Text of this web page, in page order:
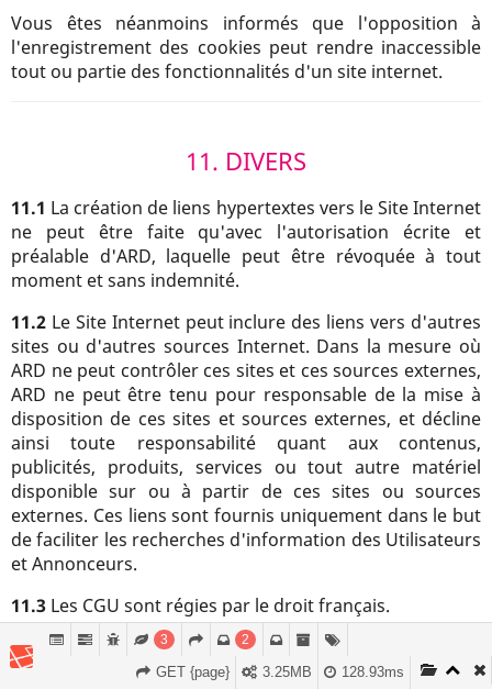
Vous êtes néanmoins informés que l'opposition à
l'enregistrement des cookies peut rendre inaccessible
tout ou partie des fonctionnalités d'un site internet.
11. DIVERS
11.1 La création de liens hypertextes vers le Site Internet
ne peut être faite qu'avec l'autorisation écrite et
préalable d'ARD, laquelle peut être révoquée à tout
moment et sans indemnité.
11.2 Le Site Internet peut inclure des liens vers d'autres
sites ou d'autres sources Internet. Dans la mesure où
ARD ne peut contrôler ces sites et ces sources externes,
ARD ne peut être tenu pour responsable de la mise à
disposition de ces sites et sources externes, et décline
ainsi toute responsabilité quant aux contenus,
publicités, produits, services ou tout autre matériel
disponible sur ou à partir de ces sites ou sources
externes. Ces liens sont fournis uniquement dans le but
de faciliter les recherches d'information des Utilisateurs
et Annonceurs.
11.3 Les CGU sont régies par le droit français.
Carré Expert Auto©2015 - Tous droits réservés
3 2
128.93ms
3.25MB
GET {page}